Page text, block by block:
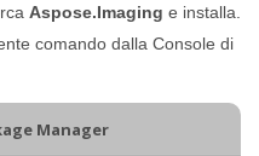
Aspose.Imaging e installa.
comando dalla Console di
Manager